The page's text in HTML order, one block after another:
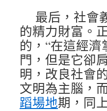
最后，社會
的精力財富。
的，“在這經
門，但是它卻
明，改良社會
文明為主腦，
蹈場地期，同